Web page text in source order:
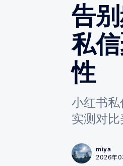
告
私
性
小红书
实测对比
miya
2026年